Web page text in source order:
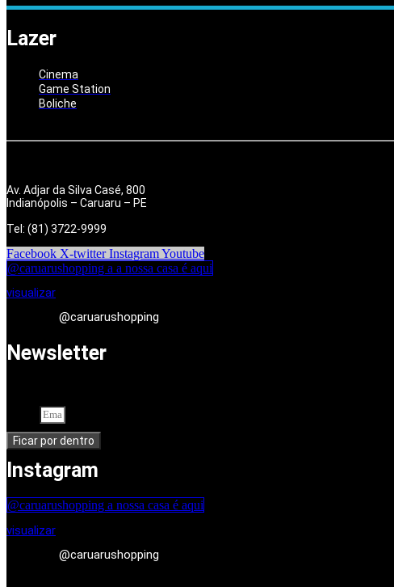
Lazer
Cinema
Game Station
Boliche
Av. Adjar da Silva Casé, 800
Indianópolis – Caruaru – PE
Tel: (81) 3722-9999
Facebook X-twitter InstagramYoutube
@caruarushopping a a nossa casa é aqui
visualizar
@caruarushopping
Newsletter
Ficar por dentro
Instagram
@caruarushopping a nossa casa é aqui
visualizar
@caruarushopping